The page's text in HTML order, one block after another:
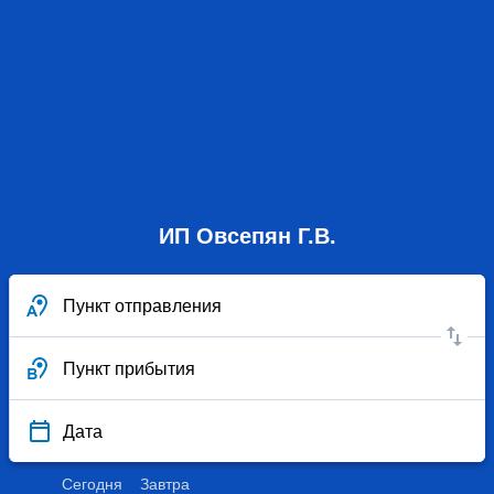
ИП Овсепян Г.В.
Пункт отправления
Пункт прибытия
Дата
Сегодня Завтра